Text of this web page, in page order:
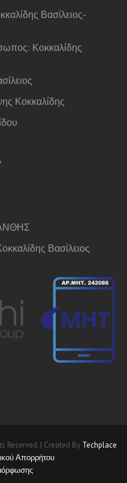
Βασίλειος-
Κοκκαλίδης
Κοκκαλίδης
Βασίλειος
Reserved. | Created By Techplace
Απορρήτου